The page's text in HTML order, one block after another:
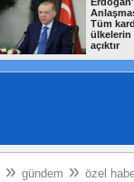
Tüm
ülkelerin
açıktır
» gündem » özel